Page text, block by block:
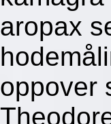
aropax
oppover